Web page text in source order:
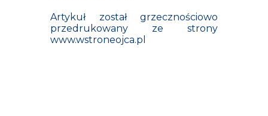
Artykuł został grzecznościowo
przedrukowany ze strony
www.wstroneojca.pl